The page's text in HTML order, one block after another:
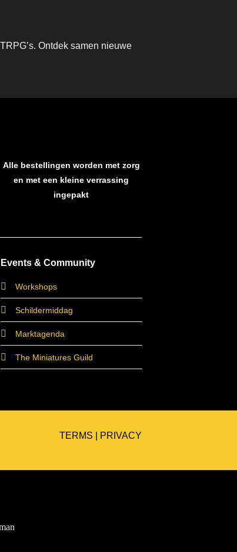
Ontdek samen nieuwe
Alle bestellingen worden met zorg
en met een kleine verrassing
ingepakt
Events & Community
Workshops
Schildermiddag
Marktagenda
The Miniatures Guild
TERMS PRIVACY